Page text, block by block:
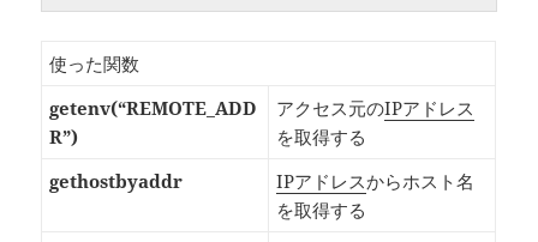
使った関数
getenv(“REMOTE_ADD
R”)
アクセス元のIPアドレス
を取得する
gethostbyaddr
IPアドレスからホスト名
を取得する